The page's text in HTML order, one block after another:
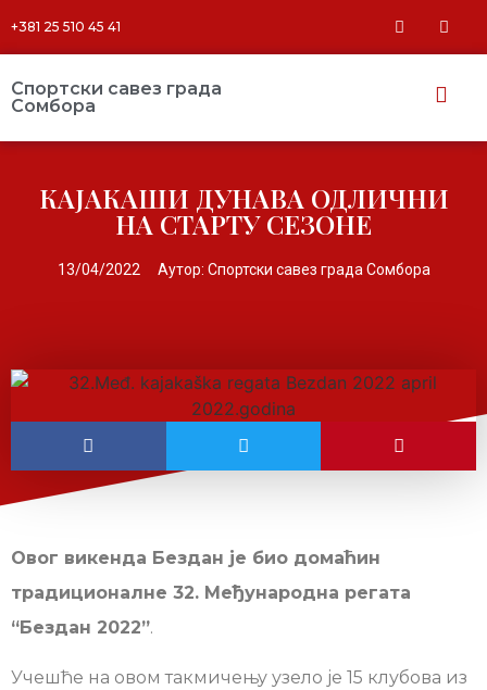
+381 25 510 45 41
Спортски савез града
Сомбора​
КАЈАКАШИ ДУНАВА ОДЛИЧНИ
НА СТАРТУ СЕЗОНЕ
13/04/2022 Аутор: Спортски савез града Сомбора
Овог викенда Бездан је био домаћин
традиционалне 32. Међународна регата
“Бездан 2022”.
Учешће на овом такмичењу узело је 15 клубова из